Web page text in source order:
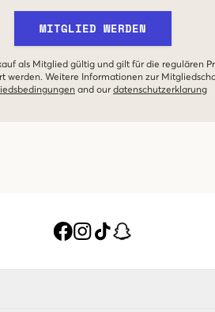
MITGLIED WERDEN
als Mitglied gültig und gilt für die regulären
werden. Weitere Informationen zur
and our datenschutzerklarung